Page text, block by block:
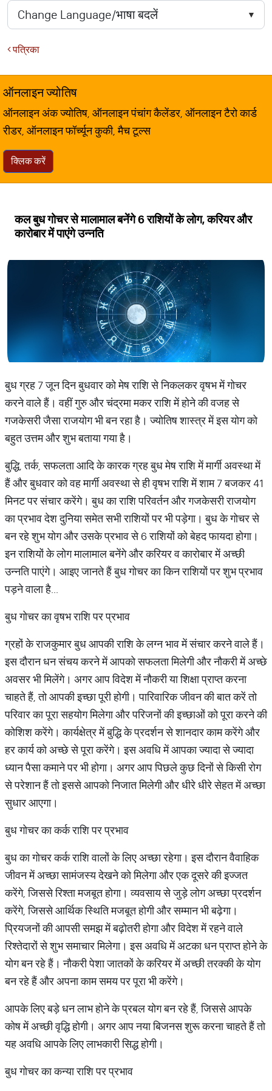
पत्रिका
ऑनलाइन ज्योतिष
ऑनलाइन अंक ज्योतिष, ऑनलाइन पंचांग कैलेंडर, ऑनलाइन टैरो कार्ड
रीडर, ऑनलाइन फॉर्च्यून कुकी, मैच टूल्स
क्लिक करें
कल बुध गोचर से मालामाल बनेंगे 6 राशियों के लोग, करियर और
कारोबार में पाएंगे उन्नति
बुध ग्रह 7 जून दिन बुधवार को मेष राशि से निकलकर वृषभ में गोचर
करने वाले हैं। वहीं गुरु और चंद्रमा मकर राशि में होने की वजह से
गजकेसरी जैसा राजयोग भी बन रहा है। ज्योतिष शास्त्र में इस योग को
बहुत उत्तम और शुभ बताया गया है।
बुद्धि, तर्क, सफलता आदि के कारक ग्रह बुध मेष राशि में मार्गी अवस्था में
हैं और बुधवार को वह मार्गी अवस्था से ही वृषभ राशि में शाम 7 बजकर 41
मिनट पर संचार करेंगे। बुध का राशि परिवर्तन और गजकेसरी राजयोग
का प्रभाव देश दुनिया समेत सभी राशियों पर भी पड़ेगा। बुध के गोचर से
बन रहे शुभ योग और उसके प्रभाव से 6 राशियों को बेहद फायदा होगा।
इन राशियों के लोग मालामाल बनेंगे और करियर व कारोबार में अच्छी
उन्नति पाएंगे। आइए जानते हैं बुध गोचर का किन राशियों पर शुभ प्रभाव
पड़ने वाला है...
बुध गोचर का वृषभ राशि पर प्रभाव
ग्रहों के राजकुमार बुध आपकी राशि के लग्न भाव में संचार करने वाले हैं।
इस दौरान धन संचय करने में आपको सफलता मिलेगी और नौकरी में अच्छे
अवसर भी मिलेंगे। अगर आप विदेश में नौकरी या शिक्षा प्राप्त करना
चाहते हैं, तो आपकी इच्छा पूरी होगी। पारिवारिक जीवन की बात करें तो
परिवार का पूरा सहयोग मिलेगा और परिजनों की इच्छाओं को पूरा करने की
कोशिश करेंगे। कार्यक्षेत्र में बुद्धि के प्रदर्शन से शानदार काम करेंगे और
हर कार्य को अच्छे से पूरा करेंगे। इस अवधि में आपका ज्यादा से ज्यादा
ध्यान पैसा कमाने पर भी होगा। अगर आप पिछले कुछ दिनों से किसी रोग
से परेशान हैं तो इससे आपको निजात मिलेगी और धीरे धीरे सेहत में अच्छा
सुधार आएगा।
बुध गोचर का कर्क राशि पर प्रभाव
बुध का गोचर कर्क राशि वालों के लिए अच्छा रहेगा। इस दौरान वैवाहिक
जीवन में अच्छा सामंजस्य देखने को मिलेगा और एक दूसरे की इज्जत
करेंगे, जिससे रिश्ता मजबूत होगा। व्यवसाय से जुड़े लोग अच्छा प्रदर्शन
करेंगे, जिससे आर्थिक स्थिति मजबूत होगी और सम्मान भी बढ़ेगा।
प्रियजनों की आपसी समझ में बढ़ोतरी होगा और विदेश में रहने वाले
रिश्तेदारों से शुभ समाचार मिलेगा। इस अवधि में अटका धन प्राप्त होने के
योग बन रहे हैं। नौकरी पेशा जातकों के करियर में अच्छी तरक्की के योग
बन रहे हैं और अपना काम समय पर पूरा भी करेंगे।
आपके लिए बड़े धन लाभ होने के प्रबल योग बन रहे हैं, जिससे आपके
कोष में अच्छी वृद्धि होगी। अगर आप नया बिजनस शुरू करना चाहते हैं तो
यह अवधि आपके लिए लाभकारी सिद्ध होगी।
बुध गोचर का कन्या राशि पर प्रभाव